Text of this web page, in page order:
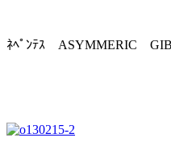
￥
ﾈﾍﾟﾝﾃｽ ASYMMERIC
￥